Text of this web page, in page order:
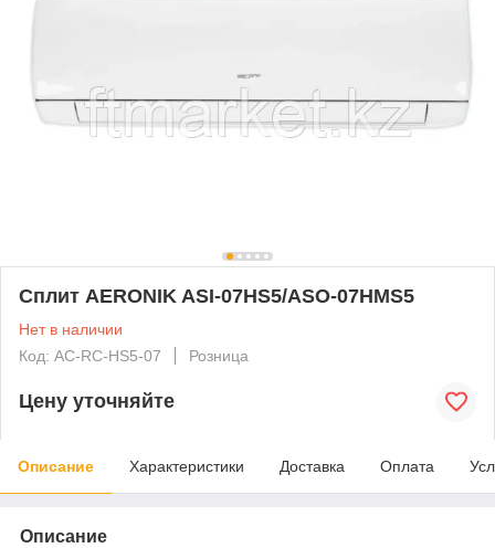
Сплит AERONIK ASI-07HS5/ASO-07HMS5
Нет в наличии
Код: AC-RC-HS5-07
Розница
Цену уточняйте
Описание Характеристики Доставка Оплата
Описание